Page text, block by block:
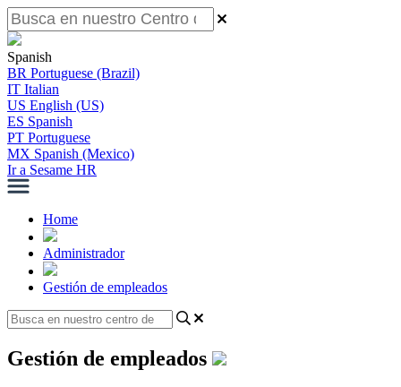
Spanish
BR Portuguese (Brazil)
IT Italian
US English (US)
ES Spanish
PT Portuguese
MX Spanish (Mexico)
Ir a Sesame HR
Home
Administrador
Gestión de empleados
Gestión de empleados